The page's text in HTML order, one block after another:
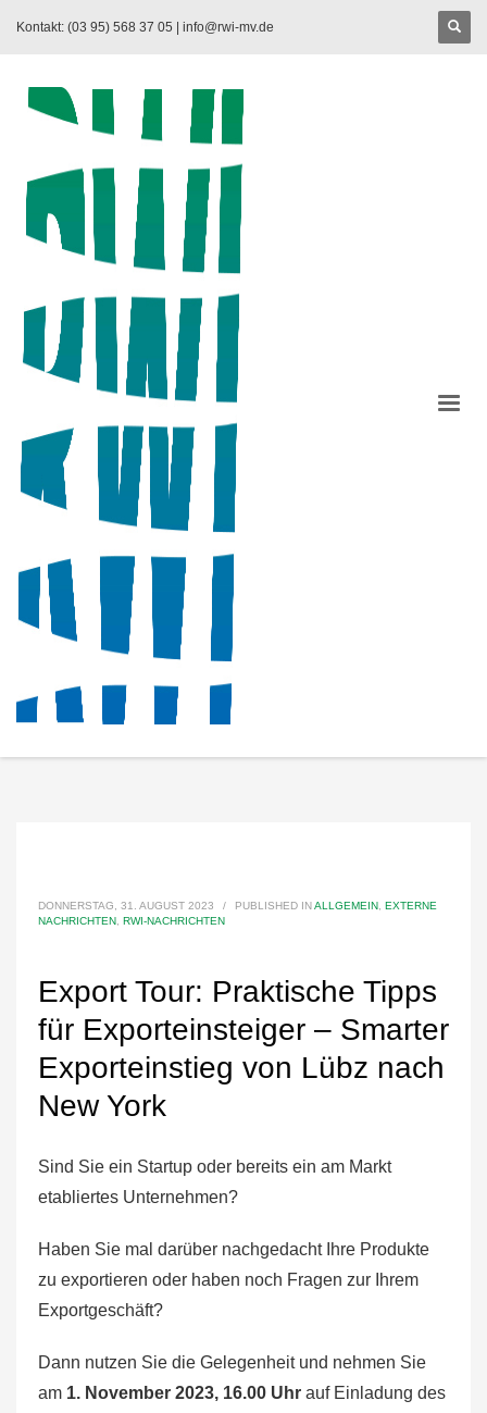
Kontakt: (03 95) 568 37 05 | info@rwi-mv.de
DONNERSTAG, 31. AUGUST 2023 / PUBLISHED INALLGEMEIN EXTERNE
NACHRICHTEN RWI-NACHRICHTEN
Export Tour: Praktische Tipps
für Exporteinsteiger – Smarter
Exporteinstieg von Lübz nach
New York
Sind Sie ein Startup oder bereits ein am Markt
etabliertes Unternehmen?
Haben Sie mal darüber nachgedacht Ihre Produkte
zu exportieren oder haben noch Fragen zur Ihrem
Exportgeschäft?
Dann nutzen Sie die Gelegenheit und nehmen Sie
am 1. November 2023, 16.00 Uhr auf Einladung des